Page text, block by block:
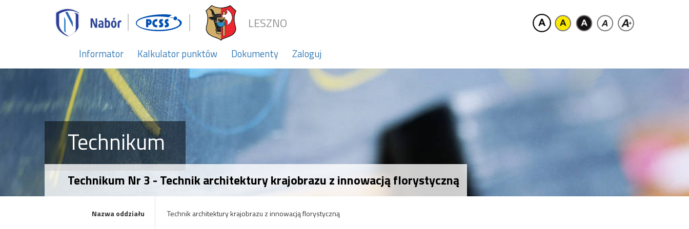
LESZNO
Informator Kalkulator punktów Dokumenty Zaloguj
Technikum
Technikum Nr 3 - Technik architektury krajobrazu z innowacją florystyczną
Nazwa oddziału Technik architektury krajobrazu z innowacją florystyczną